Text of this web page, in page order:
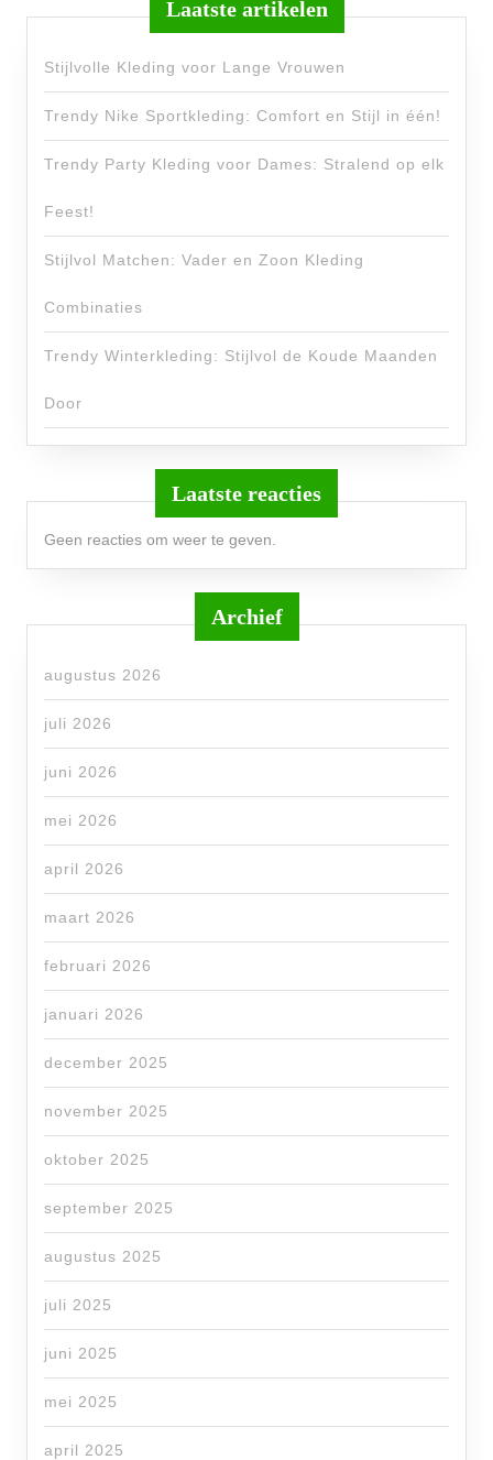
Laatste artikelen
Stijlvolle Kleding voor Lange Vrouwen
Trendy Nike Sportkleding: Comfort en Stijl in één!
Trendy Party Kleding voor Dames: Stralend op elk
Feest!
Stijlvol Matchen: Vader en Zoon Kleding
Combinaties
Trendy Winterkleding: Stijlvol de Koude Maanden
Door
Laatste reacties
Geen reacties om weer te geven.
Archief
augustus 2026
juli 2026
juni 2026
mei 2026
april 2026
maart 2026
februari 2026
januari 2026
december 2025
november 2025
oktober 2025
september 2025
augustus 2025
juli 2025
juni 2025
mei 2025
april 2025